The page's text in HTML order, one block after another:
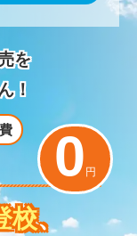
を
！
0 円
校、